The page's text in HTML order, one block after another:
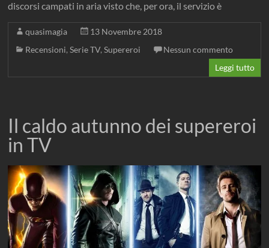
discorsi campati in aria visto che, per ora, il servizio è
quasimagia
13 Novembre 2018
Recensioni,Serie TV,Supereroi
Nessun commento
Leggi tutto
Il caldo autunno dei supereroi
in TV